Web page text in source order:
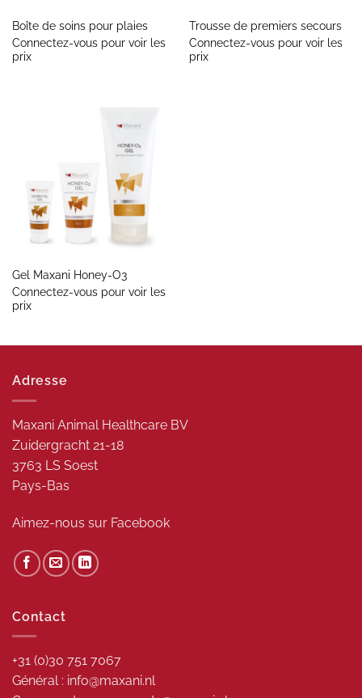
Boîte de soins pour plaies
Connectez-vous pour voir les
prix
Trousse de premiers secours
Connectez-vous pour voir les
prix
Gel Maxani Honey-O3
Connectez-vous pour voir les
prix
Adresse
Maxani Animal Healthcare BV
Zuidergracht 21-18
3763 LS Soest
Pays-Bas
Aimez-nous sur Facebook
Contact
+31 (0)30 751 7067
Général : info@maxani.nl